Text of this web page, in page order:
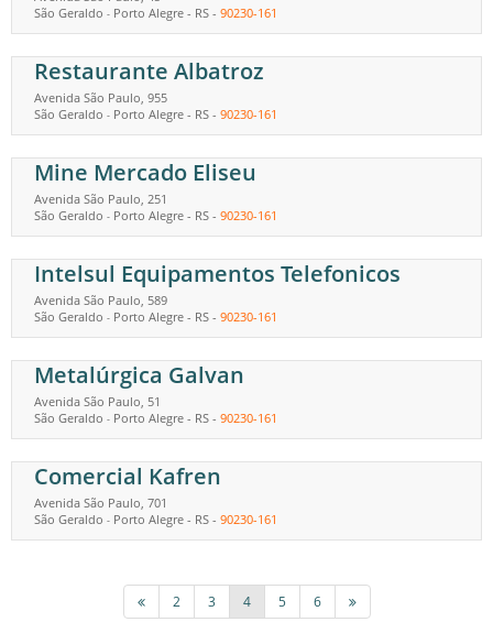
São Geraldo - Porto Alegre - RS - 90230-161
Restaurante Albatroz
Avenida São Paulo, 955
São Geraldo - Porto Alegre - RS - 90230-161
Mine Mercado Eliseu
Avenida São Paulo, 251
São Geraldo - Porto Alegre - RS - 90230-161
Intelsul Equipamentos Telefonicos
Avenida São Paulo, 589
São Geraldo - Porto Alegre - RS - 90230-161
Metalúrgica Galvan
Avenida São Paulo, 51
São Geraldo - Porto Alegre - RS - 90230-161
Comercial Kafren
Avenida São Paulo, 701
São Geraldo - Porto Alegre - RS - 90230-161
2 3 4 5 6